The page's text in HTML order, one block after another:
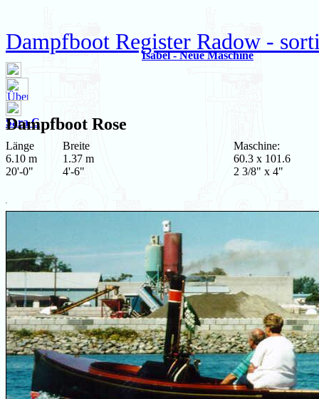
Dampfboot Register Radow -
Isabel - Neue Maschine
Sara C
Dampfboot Rose
Länge
6.10 m
20'-0"
Breite
1.37 m
4'-6"
Maschine:
60.3 x 101.6
2 3/8" x 4"